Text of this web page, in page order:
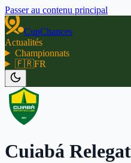
Passer au contenu principal
CupChances
Actualités
Championnats
🇫🇷FR
Cuiabá